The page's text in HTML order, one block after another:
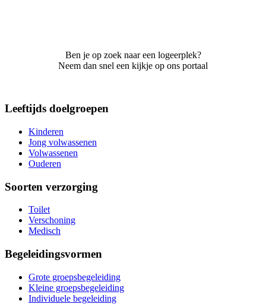
Ben je op zoek naar een logeerplek?
Neem dan snel een kijkje op ons portaal
Leeftijds doelgroepen
Kinderen
Jong volwassenen
Volwassenen
Ouderen
Soorten verzorging
Toilet
Verschoning
Medisch
Begeleidingsvormen
Grote groepsbegeleiding
Kleine groepsbegeleiding
Individuele begeleiding